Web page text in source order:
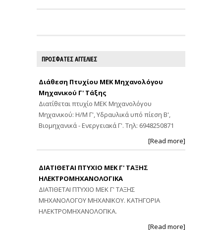
ΠΡΟΣΦΑΤΕΣ ΑΓΓΕΛΙΕΣ
Διάθεση Πτυχίου ΜΕΚ Μηχανολόγου
Μηχανικού Γ' Τάξης
Διατίθεται πτυχίο ΜΕΚ Μηχανολόγου
Μηχανικού: Η/Μ Γ', Υδραυλικά υπό πίεση Β',
Βιομηχανικά - Ενεργειακά Γ'. Τηλ: 6948250871
[Read more]
ΔΙΑΤΙΘΕΤΑΙ ΠΤΥΧΙΟ ΜΕΚ Γ' ΤΑΞΗΣ
ΗΛΕΚΤΡΟΜΗΧΑΝΟΛΟΓΙΚΑ
ΔΙΑΤΙΘΕΤΑΙ ΠΤΥΧΙΟ ΜΕΚ Γ' ΤΑΞΗΣ
ΜΗΧΑΝΟΛΟΓΟΥ ΜΗΧΑΝΙΚΟΥ. ΚΑΤΗΓΟΡΙΑ
ΗΛΕΚΤΡΟΜΗΧΑΝΟΛΟΓΙΚΑ.
[Read more]